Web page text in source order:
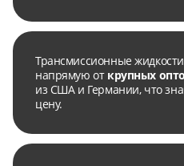
Трансмиссионные
напрямую от крупных
из США и Германии, что
цену.